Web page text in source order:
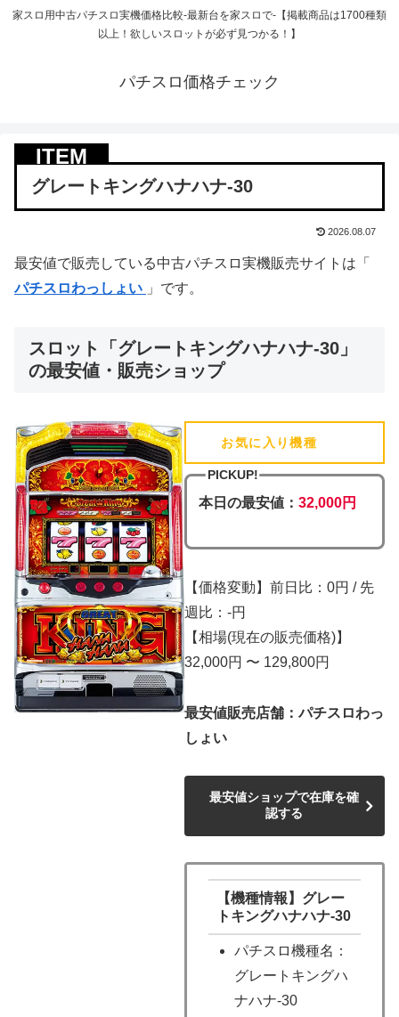
家スロ用中古パチスロ実機価格比較-最新台を家スロで-【掲載商品は1700種類
以上！欲しいスロットが必ず見つかる！】
パチスロ価格チェック
グレートキングハナハナ-30
2026.08.07
最安値で販売している中古パチスロ実機販売サイトは「
パチスロわっしょい 」です。
スロット「グレートキングハナハナ-30」
の最安値・販売ショップ
お気に入り機種
PICKUP!
本日の最安値： 32,000円
【価格変動】前日比：0円 / 先
週比：-円
【相場(現在の販売価格)】
32,000円 〜 129,800円
最安値販売店舗：パチスロわっ
しょい
最安値ショップで在庫を確
認する
【機種情報】グレー
トキングハナハナ-30
パチスロ機種名：
グレートキングハ
ナハナ-30